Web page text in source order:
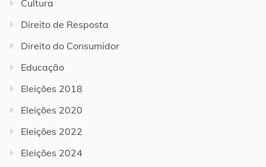
Cultura
Direito de Resposta
Direito do Consumidor
Educação
Eleições 2018
Eleições 2020
Eleições 2022
Eleições 2024